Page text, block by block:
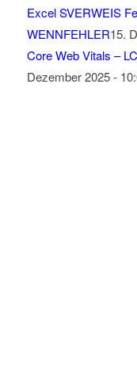
Excel SVERWEIS
WENNFEHLER15.
Core Web Vitals –
Dezember 2025 -